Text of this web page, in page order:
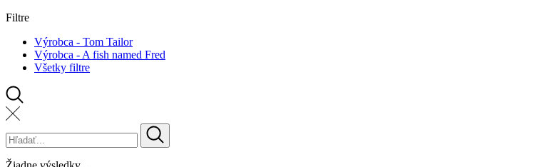
Filtre
Výrobca - Tom Tailor
Výrobca - A fish named Fred
Všetky filtre